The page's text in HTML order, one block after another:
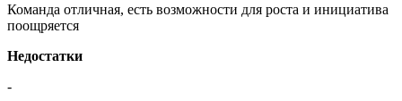
Команда отличная, есть возможности для роста и инициатива
поощряется
Недостатки
-